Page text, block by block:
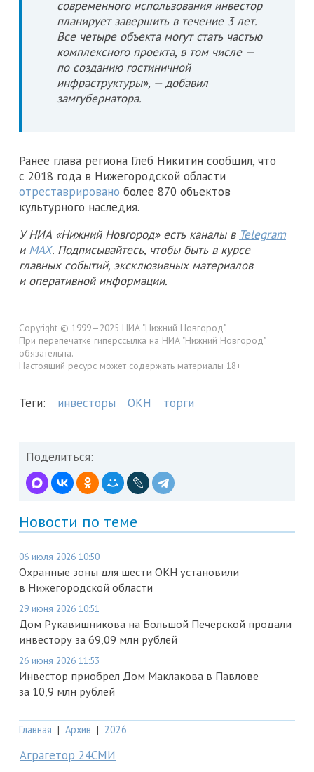
современного использования инвестор
планирует завершить в течение 3 лет.
Все четыре объекта могут стать частью
комплексного проекта, в том числе —
по созданию гостиничной
инфраструктуры», — добавил
замгубернатора.
Ранее глава региона Глеб Никитин сообщил, что
с 2018 года в Нижегородской области
отреставрировано более 870 объектов
культурного наследия.
У НИА «Нижний Новгород» есть каналы в Telegram
и MAX. Подписывайтесь, чтобы быть в курсе
главных событий, эксклюзивных материалов
и оперативной информации.
Copyright © 1999—2025 НИА "Нижний Новгород".
При перепечатке гиперссылка на НИА "Нижний Новгород"
обязательна.
Настоящий ресурс может содержать материалы 18+
Теги: инвесторы ОКН торги
Поделиться:
Новости по теме
06 июля 2026 10:50
Охранные зоны для шести ОКН установили
в Нижегородской области
29 июня 2026 10:51
Дом Рукавишникова на Большой Печерской продали
инвестору за 69,09 млн рублей
26 июня 2026 11:53
Инвестор приобрел Дом Маклакова в Павлове
за 10,9 млн рублей
Главная | Архив | 2026
Аграгетор 24СМИ